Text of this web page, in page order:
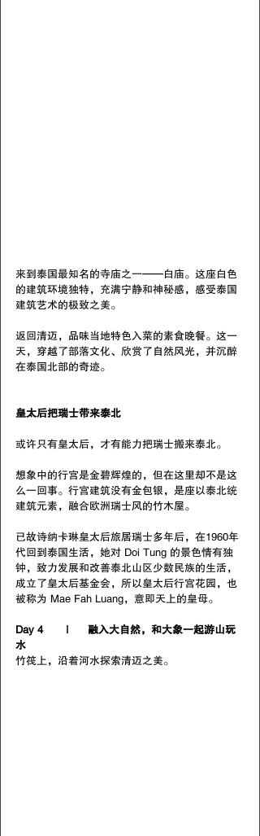
来到泰国最知名的寺庙之一——白庙。这座白色
的建筑环境独特，充满宁静和神秘感，感受泰国
建筑艺术的极致之美。
返回清迈，品味当地特色入菜的素食晚餐。这一
天，穿越了部落文化、欣赏了自然风光，并沉醉
在泰国北部的奇迹。
皇太后把瑞士带来泰北
或许只有皇太后，才有能力把瑞士搬来泰北。
想象中的行宫是金碧辉煌的，但在这里却不是这
么一回事。行宫建筑没有金包银，是座以泰北统
建筑元素，融合欧洲瑞士风的竹木屋。
已故诗纳卡琳皇太后旅居瑞士多年后，在1960年
代回到泰国生活，她对 Doi Tung 的景色情有独
钟，致力发展和改善泰北山区少数民族的生活，
成立了皇太后基金会，所以皇太后行宫花园，也
被称为 Mae Fah Luang，意即天上的皇母。
Day 4       |      融入大自然，和大象一起游山玩
水
竹筏上，沿着河水探索清迈之美。